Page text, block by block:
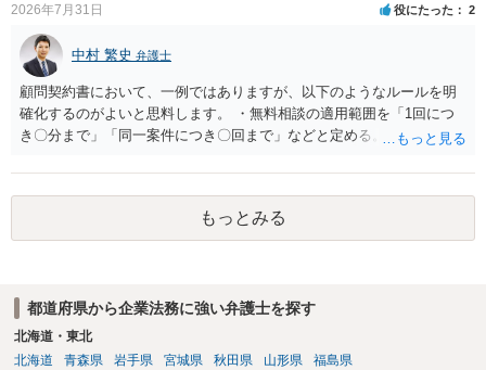
2026年7月31日 役にたった 2
中村 繁史 弁護士
顧問契約書において、一例ではありますが、以下のようなルールを明
確化するのがよいと思料します。 ・無料相談の適用範囲を「1回につ
き〇分まで」「同一案件につき〇回まで」などと定める。 ・無料相談
ず、継続して対応する場合は「個別受任（有料契約）」が必要であ
る。 ・無料相談から個別の事件処理へ移行する場合は、弁護士と従業
員との間で必ず個別の委任契約書を締結し、着手金や報酬等の費用体
系を事前に明示する手続を義務付ける。 相談料が無料であっても、法
す。したがって、著しく不誠実な対応、放置、あるいは誤った不当な
回答を繰り返したような場合には、弁護士法上の誠実義務違反や品位
保持違反（弁護士法56条1項）として、弁護士会の懲戒対象となり得る
もっとみる
都道府県から企業法務に強い弁護士を探す
北海道・東北
北海道
青森県 岩手県 宮城県 秋田県 山形県 福島県